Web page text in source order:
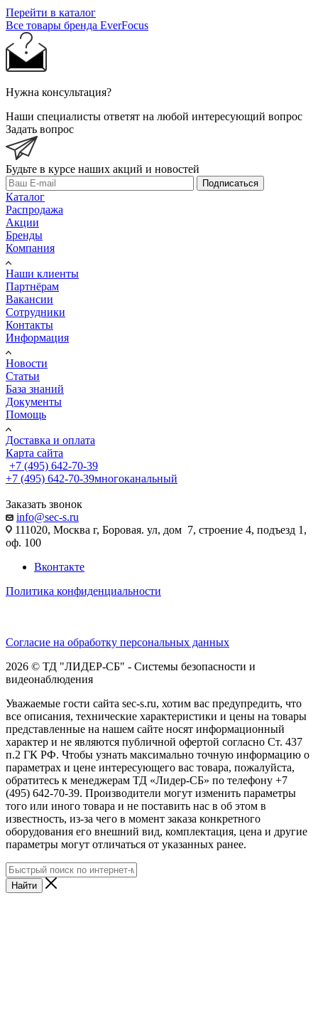
Перейти в каталог
Все товары бренда EverFocus
Нужна консультация?
Наши специалисты ответят на любой интересующий вопрос
Задать вопрос
Будьте в курсе наших акций и новостей
Подписаться
Каталог
Распродажа
Акции
Бренды
Компания
Наши клиенты
Партнёрам
Вакансии
Сотрудники
Контакты
Информация
Новости
Статьи
База знаний
Документы
Помощь
Доставка и оплата
Карта сайта
+7 (495) 642-70-39
+7 (495) 642-70-39многоканальный
Заказать звонок
info@sec-s.ru
111020, Москва г, Боровая. ул, дом 7, строение 4, подъезд 1,
оф. 100
Вконтакте
Политика конфиденциальности
Согласие на обработку персональных данных
2026 © ТД "ЛИДЕР-СБ" - Системы безопасности и
видеонаблюдения
Уважаемые гости сайта sec-s.ru, хотим вас предупредить, что
все описания, технические характеристики и цены на товары
представленные на нашем сайте носят информационный
характер и не являются публичной офертой согласно Ст. 437
п.2 ГК РФ. Чтобы узнать максимально точную информацию о
параметрах и цене интересующего вас товара, пожалуйста,
обратитесь к менеджерам ТД «Лидер-СБ» по телефону +7
(495) 642-70-39. Производители могут изменить параметры
того или иного товара и не поставить нас в об этом в
известность, из-за чего в момент заказа конкретного
оборудования его внешний вид, комплектация, цена и другие
параметры могут отличаться от указанных ранее.
Найти